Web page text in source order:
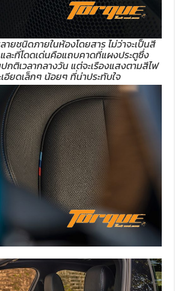
ยชนิดภายในห้องโดยสาร ไม่ว่าจะเป็นสี
ละที่โดดเด่นคือแถบคาดที่แผงประตูซึ่ง
กติเวลากลางวัน แต่จะเรืองแสงตามสีไฟ
อียดเล็กๆ น้อยๆ ที่น่าประทับใจ